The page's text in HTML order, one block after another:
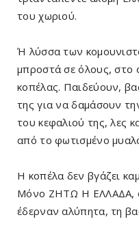
του χωριού.
Ή λύσσα των
μπροστά σε όλους, στο
κοπέλας. Παιδεύουν,
της για να δαμάσουν
του κεφαλιού της, λες
από το φωτισμένο
Η κοπέλα δεν βγάζει
Μόνο ΖΗΤΩ Η ΕΛΛΑΔΑ,
έδερναν αλύπητα, τη